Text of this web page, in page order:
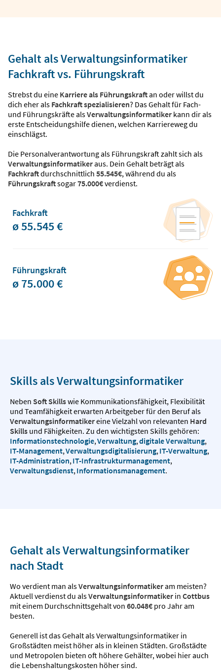
Gehalt als Verwaltungsinformatiker
Fachkraft vs. Führungskraft
Strebst du eine Karriere als Führungskraftan oder willst du
dich eher als Fachkraft spezialisieren? Das Gehalt für Fach-
und Führungskräfte alsVerwaltungsinformatiker kann dir als
erste Entscheidungshilfe dienen, welchen Karriereweg du
einschlägst.
Die Personalverantwortung als Führungskraft zahlt sich als
Verwaltungsinformatikeraus. Dein Gehalt beträgt als
Fachkraftdurchschnittlich 55.545€, während du als
Führungskraftsogar75.000€verdienst.
Fachkraft
ø 55.545 €
Führungskraft
ø 75.000 €
Skills als Verwaltungsinformatiker
Neben Soft Skillswie Kommunikationsfähigkeit, Flexibilität
und Teamfähigkeit erwarten Arbeitgeber für den Beruf als
Verwaltungsinformatikereine Vielzahl von relevanten Hard
Skills und Fähigkeiten. Zu den wichtigsten Skills gehören:
Informationstechnologie,Verwaltung,digitale Verwaltung,
IT-Management,Verwaltungsdigitalisierung, IT-Verwaltung,
IT-Administration, IT-Infrastrukturmanagement,
Verwaltungsdienst, Informationsmanagement.
Gehalt als Verwaltungsinformatiker
nach Stadt
Wo verdient man alsVerwaltungsinformatikeram meisten?
Aktuell verdienst du alsVerwaltungsinformatiker in Cottbus
mit einem Durchschnittsgehalt von 60.048€ pro Jahr am
besten.
Generell ist das Gehalt als Verwaltungsinformatiker in
Großstädten meist höher als in kleinen Städten. Großstädte
und Metropolen bieten oft höhere Gehälter, wobei hier auch
die Lebenshaltungskosten höher sind.